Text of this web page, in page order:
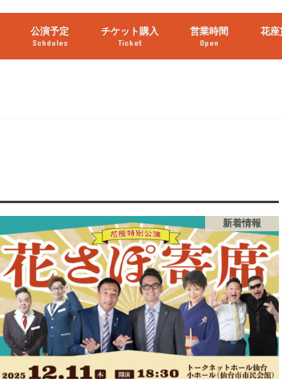
公演予定
Schdules
チケット購入
Ticket
営業時間
Open
花座
新着情報